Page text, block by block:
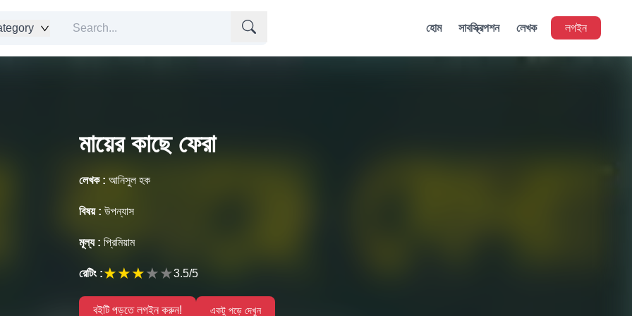
হোম সাবস্ক্রিপশন লেখক লগইন
মায়ের কাছে ফেরা
লেখক : আনিসুল হক
বিষয় : উপন্যাস
মূল্য : প্রিমিয়াম
রেটিং :★★★★★3.5/5
বইটি পড়তে লগইন করুন! একটু পড়ে দেখুন